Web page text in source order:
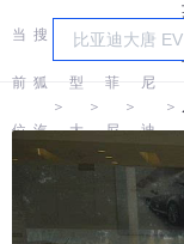
当
前
位
搜
狐
汽
车
＞
车
型
大
＞
英
菲
尼
＞
菲
尼
迪
(进
口)
＞